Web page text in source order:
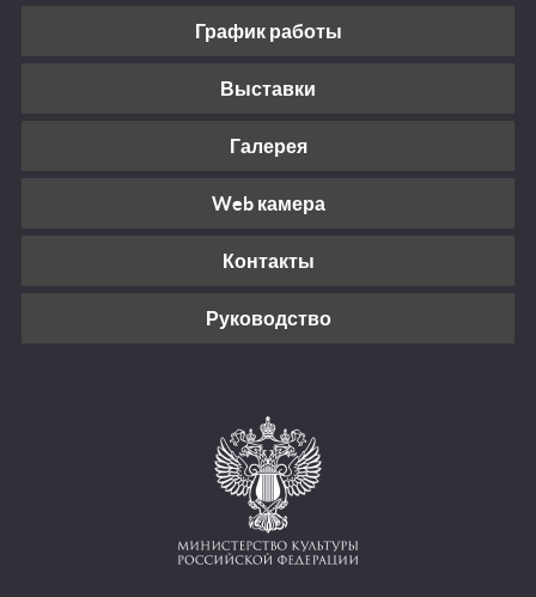
График работы
Выставки
Галерея
Web камера
Контакты
Руководство